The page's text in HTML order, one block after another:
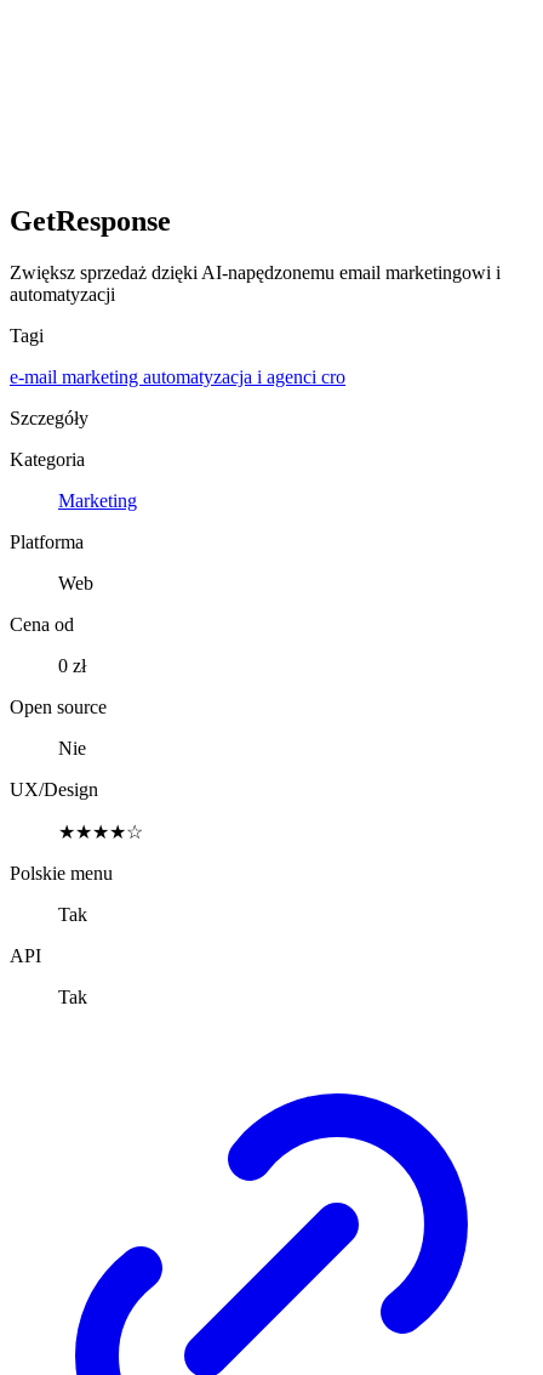
GetResponse
Zwiększ sprzedaż dzięki AI‑napędzonemu email marketingowi i
automatyzacji
Tagi
e-mail marketing automatyzacja i agenci cro
Szczegóły
Kategoria
Marketing
Platforma
Web
Cena od
0 zł
Open source
Nie
UX/Design
★★★★☆
Polskie menu
Tak
API
Tak